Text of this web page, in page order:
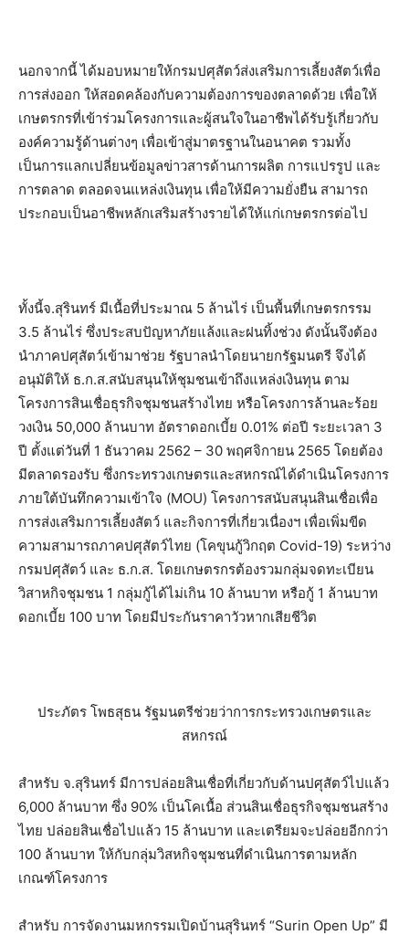
นอกจากนี้ ได้มอบหมายให้กรมปศุสัตว์ส่งเสริมการเลี้ยงสัตว์เพื่อ
การส่งออก ให้สอดคล้องกับความต้องการของตลาดด้วย เพื่อให้
เกษตรกรที่เข้าร่วมโครงการและผู้สนใจในอาชีพได้รับรู้เกี่ยวกับ
องค์ความรู้ด้านต่างๆ เพื่อเข้าสู่มาตรฐานในอนาคต รวมทั้ง
เป็นการแลกเปลี่ยนข้อมูลข่าวสารด้านการผลิต การแปรรูป และ
การตลาด ตลอดจนแหล่งเงินทุน เพื่อให้มีความยั่งยืน สามารถ
ประกอบเป็นอาชีพหลักเสริมสร้างรายได้ให้แก่เกษตรกรต่อไป
ทั้งนี้จ.สุรินทร์ มีเนื้อที่ประมาณ 5 ล้านไร่ เป็นพื้นที่เกษตรกรรม
3.5 ล้านไร่ ซึ่งประสบปัญหาภัยแล้งและฝนทิ้งช่วง ดังนั้นจึงต้อง
นำภาคปศุสัตว์เข้ามาช่วย รัฐบาลนำโดยนายกรัฐมนตรี จึงได้
อนุมัติให้ ธ.ก.ส.สนับสนุนให้ชุมชนเข้าถึงแหล่งเงินทุน ตาม
โครงการสินเชื่อธุรกิจชุมชนสร้างไทย หรือโครงการล้านละร้อย
วงเงิน 50,000 ล้านบาท อัตราดอกเบี้ย 0.01% ต่อปี ระยะเวลา 3
ปี ตั้งแต่วันที่ 1 ธันวาคม 2562 – 30 พฤศจิกายน 2565 โดยต้อง
มีตลาดรองรับ ซึ่งกระทรวงเกษตรและสหกรณ์ได้ดำเนินโครงการ
ภายใต้บันทึกความเข้าใจ (MOU) โครงการสนับสนุนสินเชื่อเพื่อ
การส่งเสริมการเลี้ยงสัตว์ และกิจการที่เกี่ยวเนื่องฯ เพื่อเพิ่มขีด
ความสามารถภาคปศุสัตว์ไทย (โคขุนกู้วิกฤต Covid-19) ระหว่าง
กรมปศุสัตว์ และ ธ.ก.ส. โดยเกษตรกรต้องรวมกลุ่มจดทะเบียน
วิสาหกิจชุมชน 1 กลุ่มกู้ได้ไม่เกิน 10 ล้านบาท หรือกู้ 1 ล้านบาท
ดอกเบี้ย 100 บาท โดยมีประกันราคาวัวหากเสียชีวิต
ประภัตร โพธสุธน รัฐมนตรีช่วยว่าการกระทรวงเกษตรและ
สหกรณ์
สำหรับ จ.สุรินทร์ มีการปล่อยสินเชื่อที่เกี่ยวกับด้านปศุสัตว์ไปแล้ว
6,000 ล้านบาท ซึ่ง 90% เป็นโคเนื้อ ส่วนสินเชื่อธุรกิจชุมชนสร้าง
ไทย ปล่อยสินเชื่อไปแล้ว 15 ล้านบาท และเตรียมจะปล่อยอีกกว่า
100 ล้านบาท ให้กับกลุ่มวิสหกิจชุมชนที่ดำเนินการตามหลัก
เกณฑ์โครงการ
สำหรับ การจัดงานมหกรรมเปิดบ้านสุรินทร์ “Surin Open Up” มี